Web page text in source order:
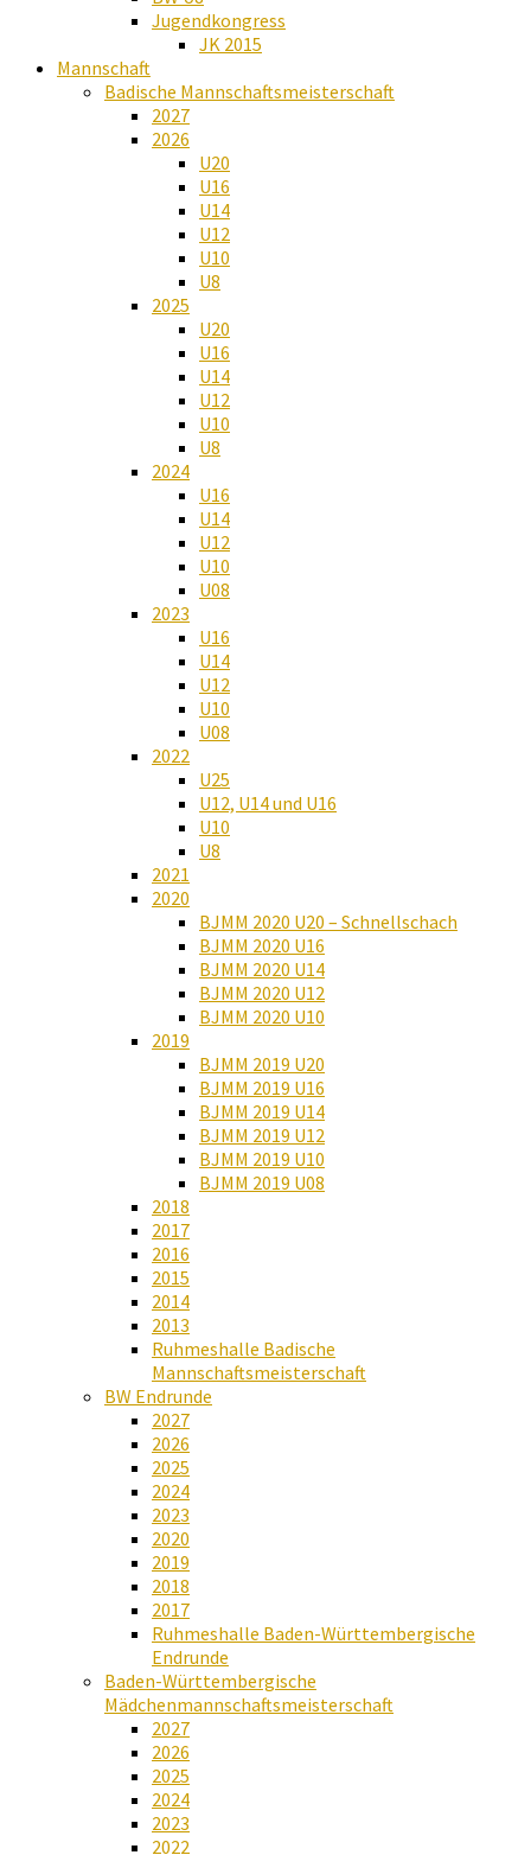
Jugendkongress
JK 2015
Mannschaft
Badische Mannschaftsmeisterschaft
2027
2026
U20
U16
U14
U12
U10
U8
2025
U20
U16
U14
U12
U10
U8
2024
U16
U14
U12
U10
U08
2023
U16
U14
U12
U10
U08
2022
U25
U12, U14 und U16
U10
U8
2021
2020
BJMM 2020 U20 – Schnellschach
BJMM 2020 U16
BJMM 2020 U14
BJMM 2020 U12
BJMM 2020 U10
2019
BJMM 2019 U20
BJMM 2019 U16
BJMM 2019 U14
BJMM 2019 U12
BJMM 2019 U10
BJMM 2019 U08
2018
2017
2016
2015
2014
2013
Ruhmeshalle Badische
Mannschaftsmeisterschaft
BW Endrunde
2027
2026
2025
2024
2023
2020
2019
2018
2017
Ruhmeshalle Baden-Württembergische
Endrunde
Baden-Württembergische
Mädchenmannschaftsmeisterschaft
2027
2026
2025
2024
2023
2022